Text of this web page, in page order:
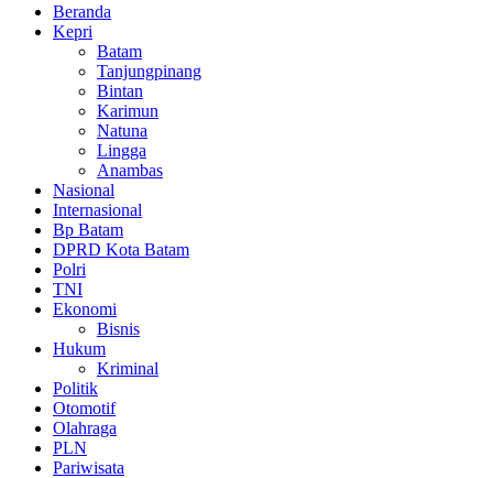
Beranda
Kepri
Batam
Tanjungpinang
Bintan
Karimun
Natuna
Lingga
Anambas
Nasional
Internasional
Bp Batam
DPRD Kota Batam
Polri
TNI
Ekonomi
Bisnis
Hukum
Kriminal
Politik
Otomotif
Olahraga
PLN
Pariwisata